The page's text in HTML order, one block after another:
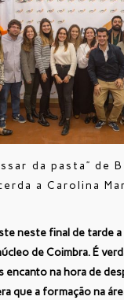
da pasta” de
a Carolina
neste final de tarde a
de Coimbra. É
encanto na hora de
que a formação na